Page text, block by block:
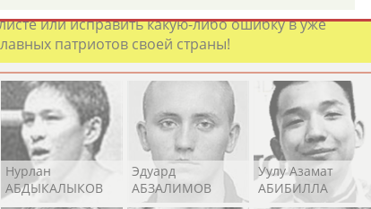
или исправить какую-либо ошибку в уже
патриотов своей страны!
Нурлан
АБДЫКАЛЫКОВ
Эдуард
АБЗАЛИМОВ
Уулу Азамат
АБИБИЛЛА